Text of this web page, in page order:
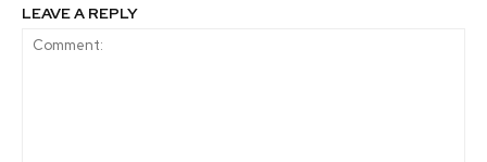
LEAVE A REPLY